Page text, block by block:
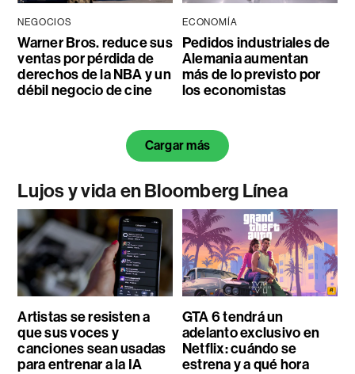
NEGOCIOS
Warner Bros. reduce sus
ventas por pérdida de
derechos de la NBA y un
débil negocio de cine
ECONOMÍA
Pedidos industriales de
Alemania aumentan
más de lo previsto por
los economistas
Cargar más
Lujos y vida en Bloomberg Línea
Artistas se resisten a
que sus voces y
canciones sean usadas
para entrenar a la IA
GTA 6 tendrá un
adelanto exclusivo en
Netflix: cuándo se
estrena y a qué hora